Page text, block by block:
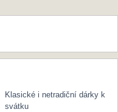
Klasické i netradiční dárky k
svátku